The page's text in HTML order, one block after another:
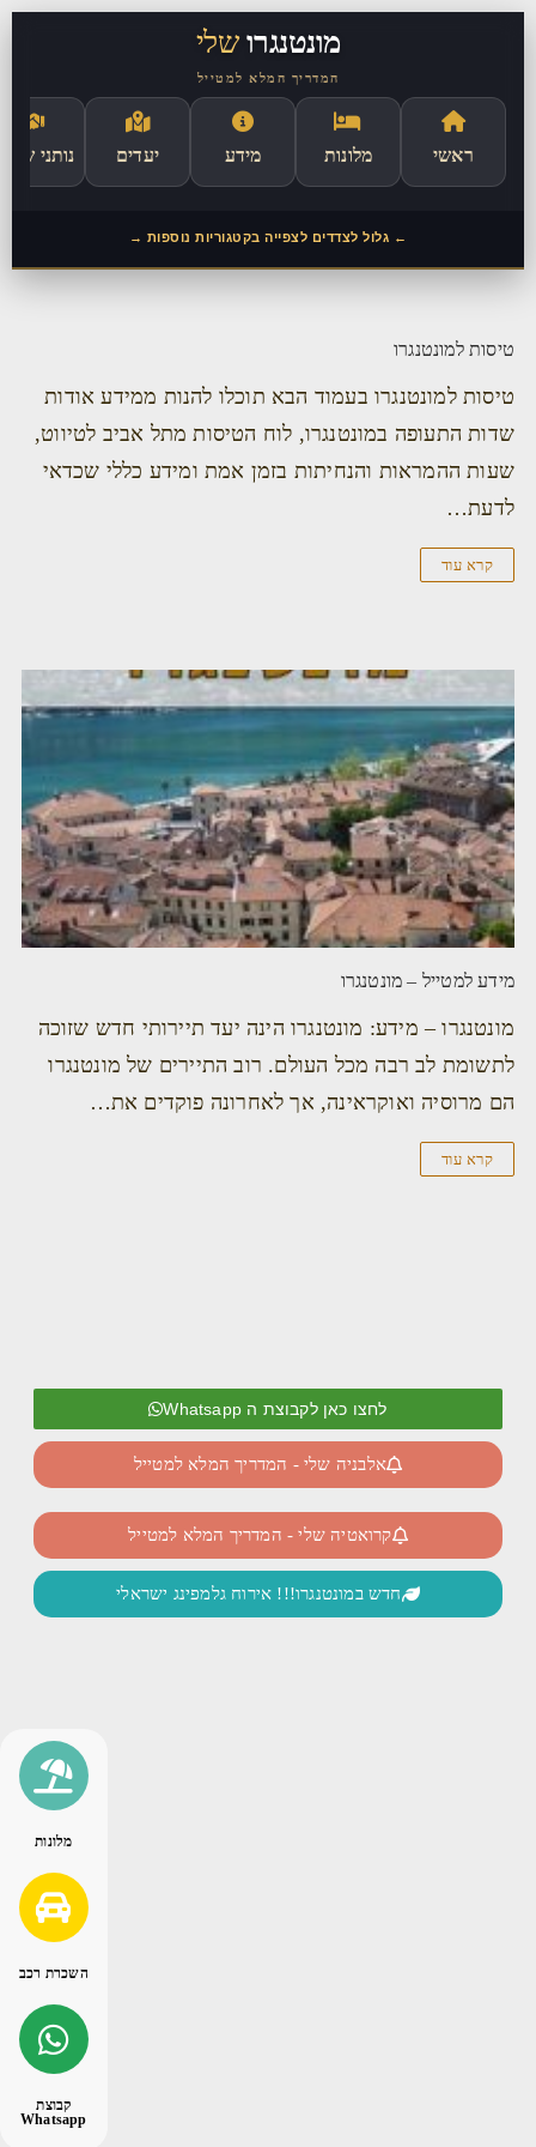
לתוכן
מונטנגרושלי
המדריך המלא למטייל
ראשי מלונות מידע יעדים נותני
← גלול לצדדים לצפייה בקטגוריות נוספות →
טיסות למונטנגרו
טיסות למונטנגרו בעמוד הבא תוכלו להנות ממידע אודות
שדות התעופה במונטנגרו, לוח הטיסות מתל אביב לטיווט,
שעות ההמראות והנחיתות בזמן אמת ומידע כללי שכדאי
לדעת…
קרא עוד
מידע למטייל – מונטנגרו
מונטנגרו – מידע: מונטנגרו הינה יעד תיירותי חדש שזוכה
לתשומת לב רבה מכל העולם. רוב התיירים של מונטנגרו
הם מרוסיה ואוקראינה, אך לאחרונה פוקדים את…
קרא עוד
לחצו כאן לקבוצת ה Whatsapp
אלבניה שלי - המדריך המלא למטייל
קרואטיה שלי - המדריך המלא למטייל
חדש במונטנגרו!!! אירוח גלמפינג ישראלי
מלונות
השכרת רכב
קבוצת
Whatsapp